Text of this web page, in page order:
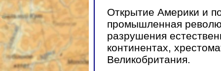
Открытие Америки и
промышленная
разрушения
континентах,
Великобритания.